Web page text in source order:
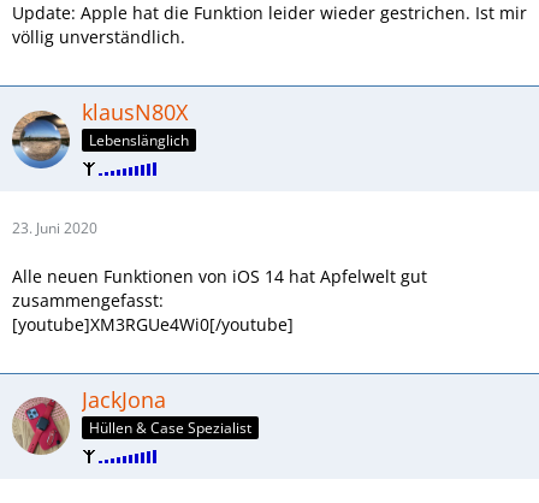
Update: Apple hat die Funktion leider wieder gestrichen. Ist mir
völlig unverständlich.
klausN80X
Lebenslänglich
23. Juni 2020
Alle neuen Funktionen von iOS 14 hat Apfelwelt gut
zusammengefasst:
[youtube]XM3RGUe4Wi0[/youtube]
JackJona
Hüllen & Case Spezialist